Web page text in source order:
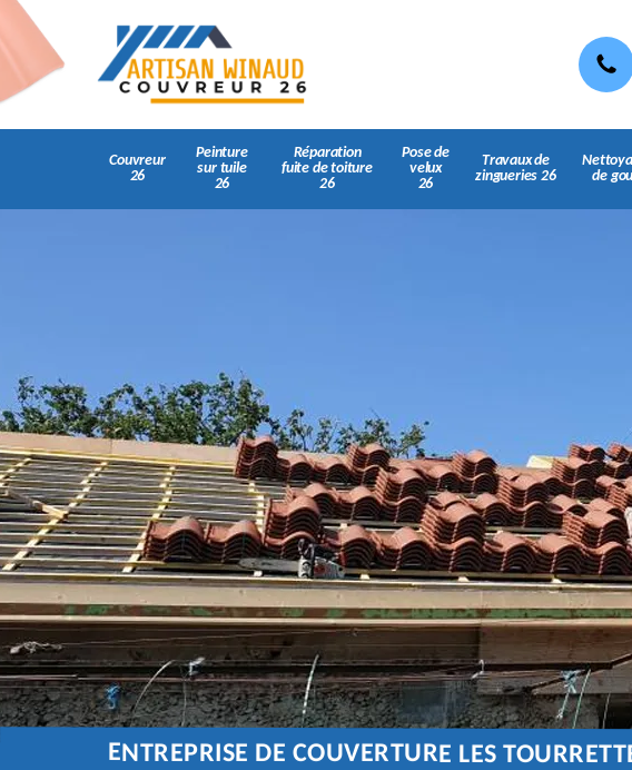
Couvreur
26
Peinture
sur tuile
26
Réparation
fuite de toiture
26
Pose de
velux
26
Travaux de
zingueries 26
de
ENTREPRISE DE COUVERTURE LES